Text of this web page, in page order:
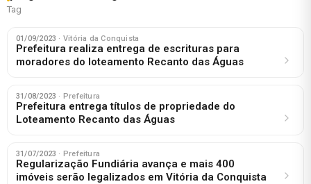
Tag
01/09/2023 · Vitória da Conquista
Prefeitura realiza entrega de escrituras para
moradores do loteamento Recanto das Águas
31/08/2023 · Prefeitura
Prefeitura entrega títulos de propriedade do
Loteamento Recanto das Águas
31/07/2023 · Prefeitura
Regularização Fundiária avança e mais 400
imóveis serão legalizados em Vitória da Conquista